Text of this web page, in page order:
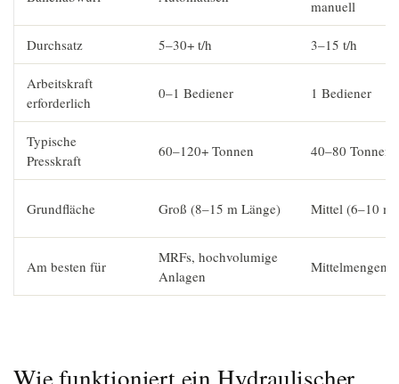
manuell
Durchsatz 5–30+ t/h 3–15 t/h
Arbeitskraft
erforderlich
0–1 Bediener 1 Bediener
Typische
Presskraft
60–120+ Tonnen 40–80 Tonnen
Grundfläche Groß (8–15 m Länge) Mittel (6–10 m)
Am besten für
MRFs, hochvolumige
Anlagen